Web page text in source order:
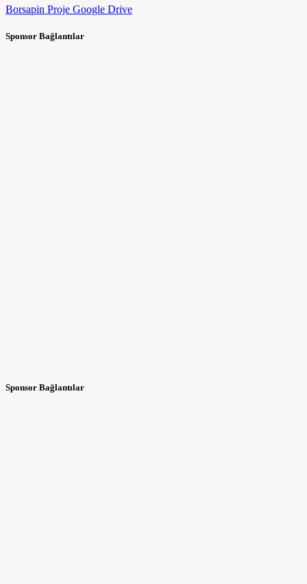
Borsapin Proje Google Drive
Sponsor Bağlantılar
Sponsor Bağlantılar